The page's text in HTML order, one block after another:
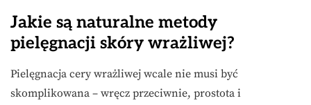
Jakie są naturalne metody
pielęgnacji skóry wrażliwej?
Pielęgnacja cery wrażliwej wcale nie musi być
skomplikowana – wręcz przeciwnie, prostota i